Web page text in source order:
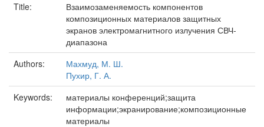
Title:
Взаимозаменяемость компонентов
композиционных материалов защитных
экранов электромагнитного излучения СВЧ-
диапазона
Authors:
Махмуд, М. Ш.
Пухир, Г. А.
Keywords:
материалы конференций;защита
информации;экранирование;композиционные
материалы